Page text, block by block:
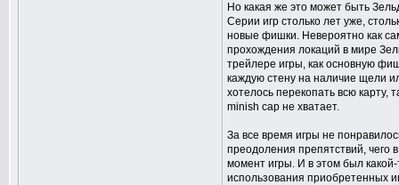
Но какая же это может быть
Серии игр столько лет уже,
новые фишки. Невероятно как
прохождения локаций в мире
трейлере игры, как основную
каждую стену на наличие щели
хотелось перекопать всю карту,
minish cap не хватает.
За все время игры не
преодоления препятствий,
момент игры. И в этом был
использования приобретенных